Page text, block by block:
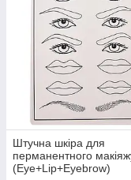
Штучна шкіра для
перманентного
(Eye+Lip+Eyebrow)